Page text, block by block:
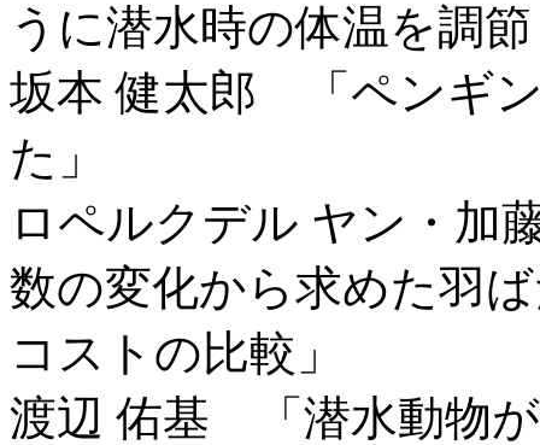
うに潜水時の体温を調
坂本 健太郎 「ペンギ
た」
ロペルクデル ヤン・
数の変化から求めた羽
コストの比較」
渡辺 佑基 「潜水動物